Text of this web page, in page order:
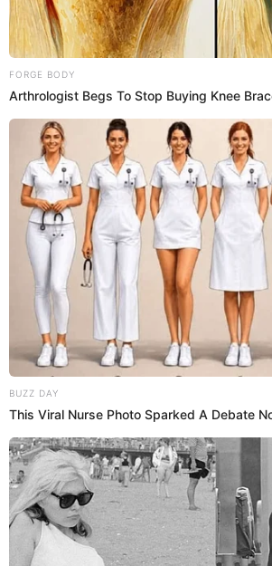
Lizbeth Rodríguez confiesa que aún
Ali, pero él viene en plan de conocer
00:53
Ali elogió a Andrea
Ali halagó la belleza de Andrea y se
conversar
00:52
La Divaza conversó
Andrés
La Divaza le puso las cosas claras a
qué es lo que quiere con él.
00:51
Llega el ex de Lizbeth
Ali